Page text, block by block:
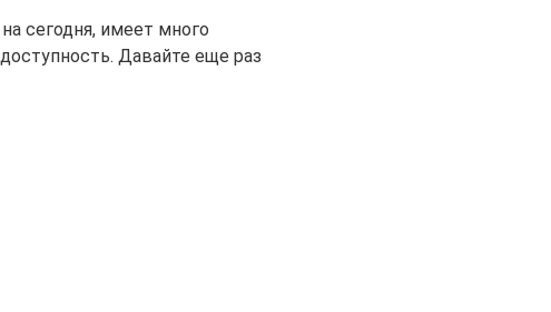
сегодня, имеет много
Давайте еще раз